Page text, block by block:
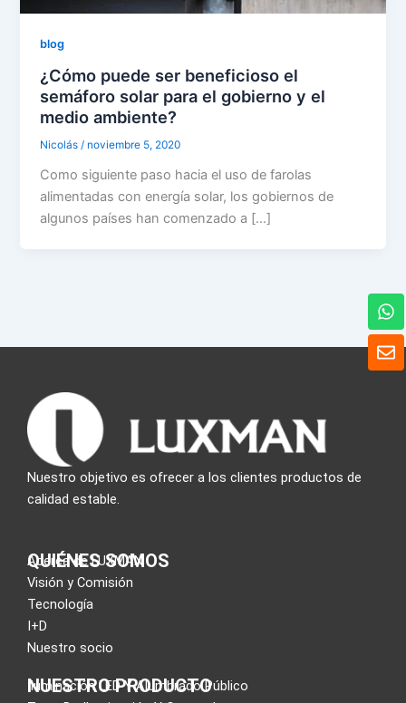
blog
¿Cómo puede ser beneficioso el
semáforo solar para el gobierno y el
medio ambiente?
Nicolás/ noviembre 5, 2020
Como siguiente paso hacia el uso de farolas
alimentadas con energía solar, los gobiernos de
algunos países han comenzado a […]
S
o
W
h
a
t
s
Nuestro objetivo es ofrecer a los clientes productos de
calidad estable.
QUIÉNES SOMOS
Acerca de LUXMAN
Visión y Comisión
Tecnología
I+D
Nuestro socio
NUESTRO PRODUCTO
Iluminación LED Y Alumbrado Público